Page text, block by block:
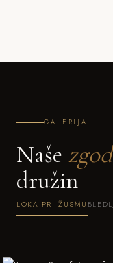
GALERIJA
Naše
družin
LOKA PRI ŽUSMU BLED